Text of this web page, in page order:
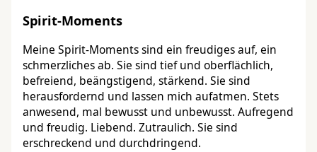
Spirit-Moments
Meine Spirit-Moments sind ein freudiges auf, ein
schmerzliches ab. Sie sind tief und oberflächlich,
befreiend, beängstigend, stärkend. Sie sind
herausfordernd und lassen mich aufatmen. Stets
anwesend, mal bewusst und unbewusst. Aufregend
und freudig. Liebend. Zutraulich. Sie sind
erschreckend und durchdringend.